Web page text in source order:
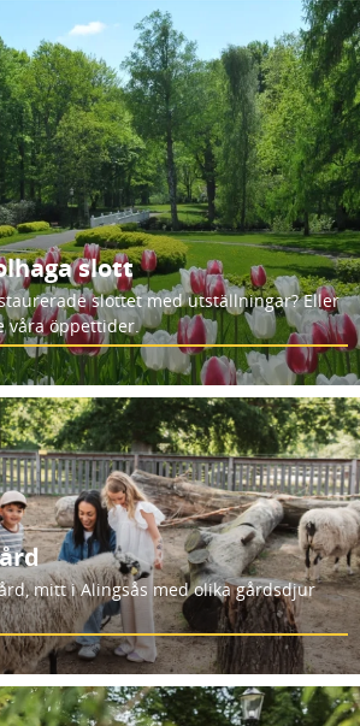
slott
slottet med utställningar? Eller
våra öppettider.
mitt i Alingsås med olika gårdsdjur